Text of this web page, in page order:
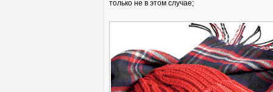
только не в этом случае;